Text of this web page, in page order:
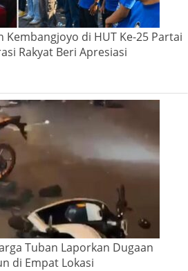
di HUT Ke-25 Partai
Rakyat Beri Apresiasi
Tuban Laporkan Dugaan
di Empat Lokasi